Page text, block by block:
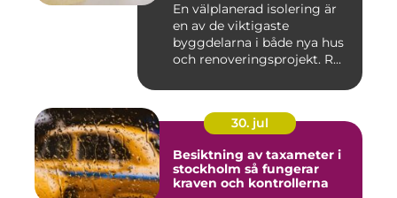
En välplanerad isolering är
en av de viktigaste
byggdelarna i både nya hus
och renoveringsprojekt. R...
30. jul
Besiktning av taxameter i
stockholm så fungerar
kraven och kontrollerna